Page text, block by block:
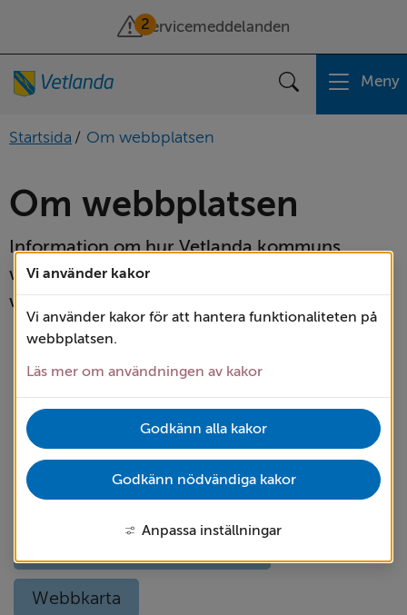
Vi använder kakor
Vi använder kakor för att hantera funktionaliteten på
webbplatsen.
Läs mer om användningen av kakor
Godkänn alla kakor
Godkänn nödvändiga kakor
Anpassa inställningar
2
Servicemeddelanden
Sök Meny
Startsida / Om webbplatsen
Om webbplatsen
Information om hur Vetlanda kommuns
webbplats fungerar och vilket innehåll
webbplatsen har.
Behandling av personuppgifter
Om kakor Om webbplatsen
Språk (other languages) - translate
Webbkarta